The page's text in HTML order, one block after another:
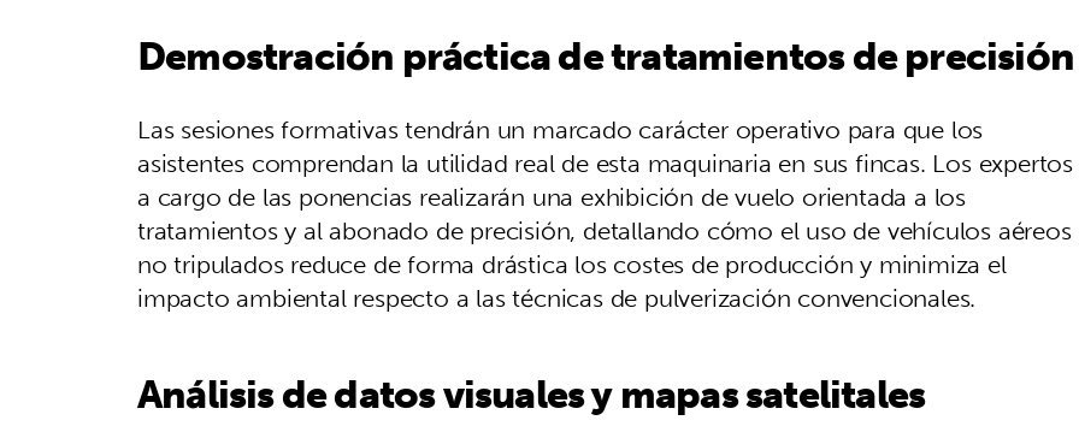
Demostración práctica de tratamientos de precisión
Las sesiones formativas tendrán un marcado carácter operativo para que los
asistentes comprendan la utilidad real de esta maquinaria en sus fincas. Los expertos
a cargo de las ponencias realizarán una exhibición de vuelo orientada a los
tratamientos y al abonado de precisión, detallando cómo el uso de vehículos aéreos
no tripulados reduce de forma drástica los costes de producción y minimiza el
impacto ambiental respecto a las técnicas de pulverización convencionales.
Análisis de datos visuales y mapas satelitales